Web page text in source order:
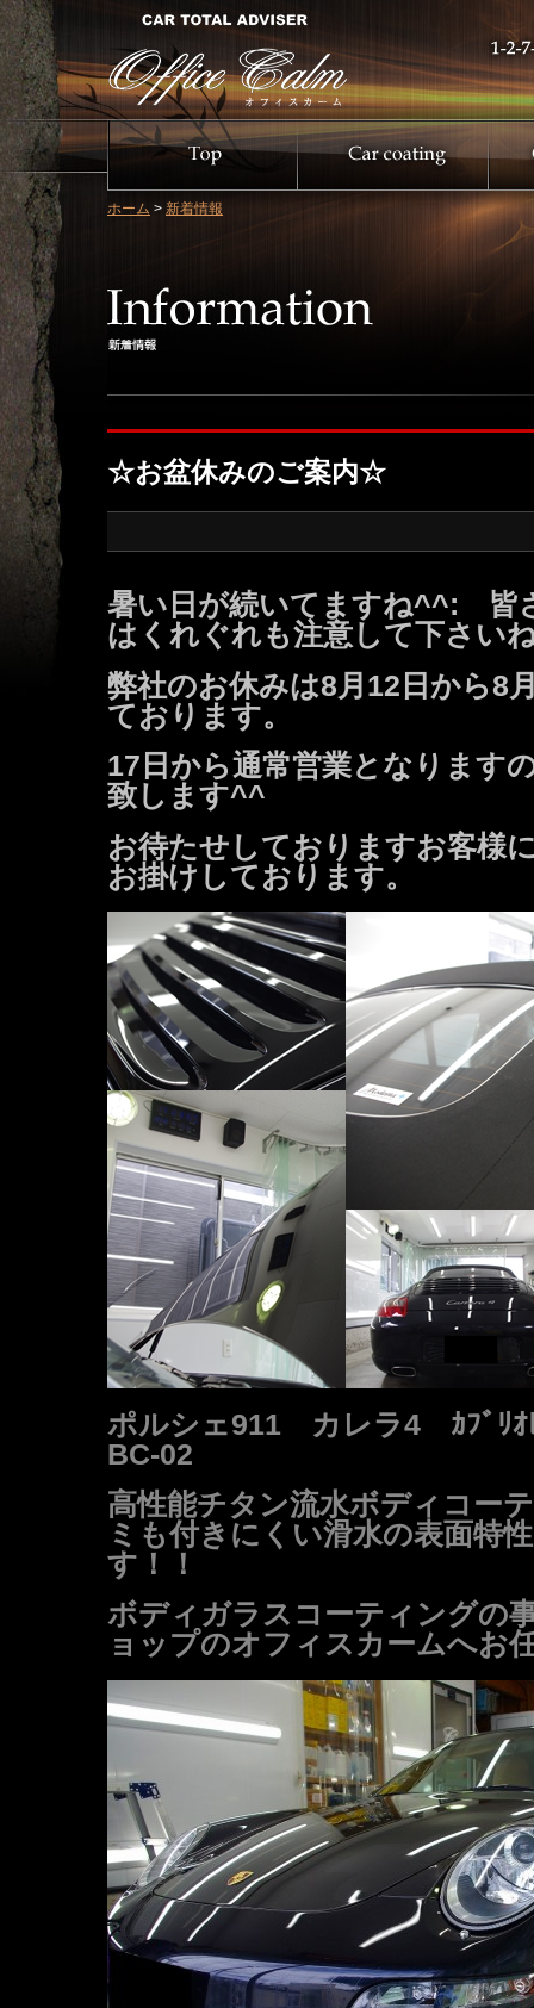
ホーム > 新着情報
☆お盆休みのご案内☆
暑い日が続いてますね^^: 皆
はくれぐれも注意して下さい
弊社のお休みは8月12日から8
ております。
17日から通常営業となります
致します^^
お待たせしておりますお客様
お掛けしております。
ポルシェ911 カレラ4 ｶﾌﾞ
BC-02
高性能チタン流水ボディコー
ミも付きにくい滑水の表面特
す！！
ボディガラスコーティングの
ョップのオフィスカームへお